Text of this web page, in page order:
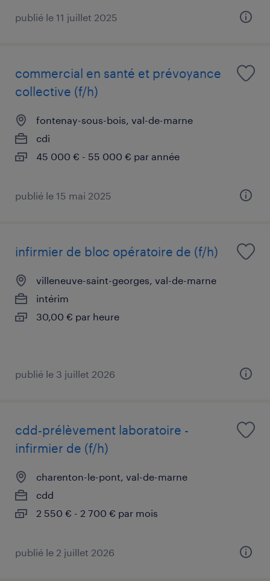
publié le 11 juillet 2025
commercial en santé et prévoyance
collective (f/h)
fontenay-sous-bois, val-de-marne
cdi
45 000 € - 55 000 € par année
publié le 15 mai 2025
infirmier de bloc opératoire de (f/h)
villeneuve-saint-georges, val-de-marne
intérim
30,00 € par heure
publié le 3 juillet 2026
cdd-prélèvement laboratoire -
infirmier de (f/h)
charenton-le-pont, val-de-marne
cdd
2 550 € - 2 700 € par mois
publié le 2 juillet 2026